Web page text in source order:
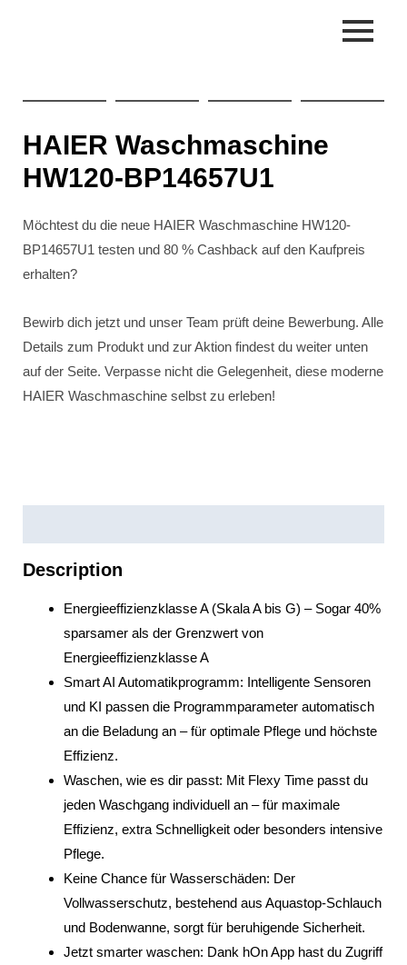
HAIER Waschmaschine
HW120-BP14657U1
Möchtest du die neue HAIER Waschmaschine HW120-
BP14657U1 testen und 80 % Cashback auf den Kaufpreis
erhalten?
Bewirb dich jetzt und unser Team prüft deine Bewerbung. Alle
Details zum Produkt und zur Aktion findest du weiter unten
auf der Seite. Verpasse nicht die Gelegenheit, diese moderne
HAIER Waschmaschine selbst zu erleben!
Description
Energieeffizienzklasse A (Skala A bis G) – Sogar 40%
sparsamer als der Grenzwert von
Energieeffizienzklasse A
Smart AI Automatikprogramm: Intelligente Sensoren
und KI passen die Programmparameter automatisch
an die Beladung an – für optimale Pflege und höchste
Effizienz.
Waschen, wie es dir passt: Mit Flexy Time passt du
jeden Waschgang individuell an – für maximale
Effizienz, extra Schnelligkeit oder besonders intensive
Pflege.
Keine Chance für Wasserschäden: Der
Vollwasserschutz, bestehend aus Aquastop-Schlauch
und Bodenwanne, sorgt für beruhigende Sicherheit.
Jetzt smarter waschen: Dank hOn App hast du Zugriff